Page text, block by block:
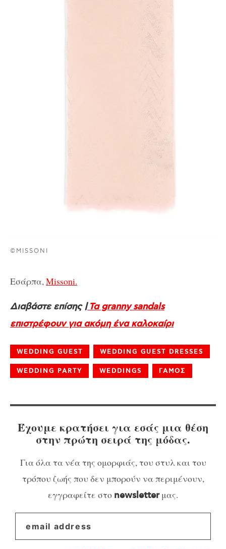
©MISSONI
Εσάρπα, Missoni.
Διαβάστε επίσης |Τα granny sandals
επιστρέφουν για ακόμη ένα καλοκαίρι
WEDDING GUEST WEDDING GUEST DRESSES
WEDDING PARTY WEDDINGS ΓΑΜΟΣ
Έχουμε κρατήσει για εσάς μια θέση
στην πρώτη σειρά της μόδας.
Για όλα τα νέα της ομορφιάς, του στυλ και του
τρόπου ζωής που δεν μπορούν να περιμένουν,
εγγραφείτε στο newsletterμας.